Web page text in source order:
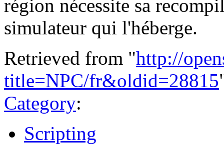
région nécessite sa
simulateur qui l'héberge.
Retrieved from "http://
title=NPC/fr&oldid=28815
Category:
Scripting